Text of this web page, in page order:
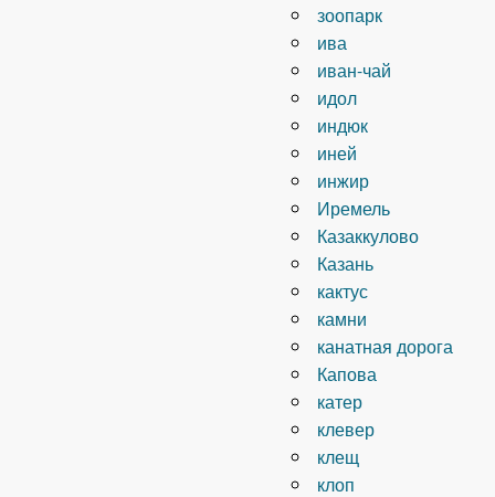
зоопарк
ива
иван-чай
идол
индюк
иней
инжир
Иремель
Казаккулово
Казань
кактус
камни
канатная дорога
Капова
катер
клевер
клещ
клоп